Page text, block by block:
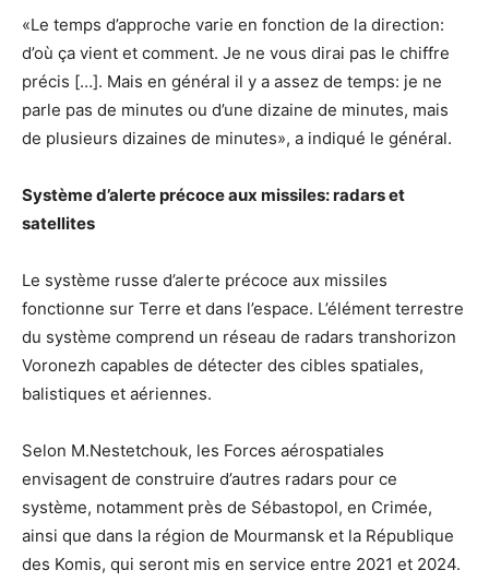
«Le temps d’approche varie en fonction de la direction:
d’où ça vient et comment. Je ne vous dirai pas le chiffre
précis […]. Mais en général il y a assez de temps: je ne
parle pas de minutes ou d’une dizaine de minutes, mais
de plusieurs dizaines de minutes», a indiqué le général.
Système d’alerte précoce aux missiles: radars et
satellites
Le système russe d’alerte précoce aux missiles
fonctionne sur Terre et dans l’espace. L’élément terrestre
du système comprend un réseau de radars transhorizon
Voronezh capables de détecter des cibles spatiales,
balistiques et aériennes.
Selon M.Nestetchouk, les Forces aérospatiales
envisagent de construire d’autres radars pour ce
système, notamment près de Sébastopol, en Crimée,
ainsi que dans la région de Mourmansk et la République
des Komis, qui seront mis en service entre 2021 et 2024.